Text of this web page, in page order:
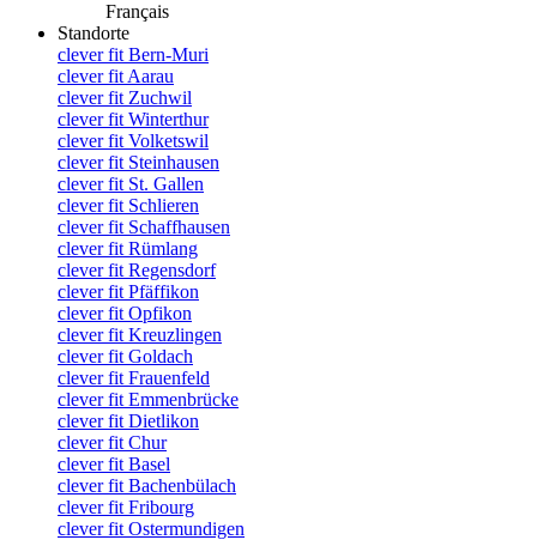
Français
Standorte
clever fit Bern-Muri
clever fit Aarau
clever fit Zuchwil
clever fit Winterthur
clever fit Volketswil
clever fit Steinhausen
clever fit St. Gallen
clever fit Schlieren
clever fit Schaffhausen
clever fit Rümlang
clever fit Regensdorf
clever fit Pfäffikon
clever fit Opfikon
clever fit Kreuzlingen
clever fit Goldach
clever fit Frauenfeld
clever fit Emmenbrücke
clever fit Dietlikon
clever fit Chur
clever fit Basel
clever fit Bachenbülach
clever fit Fribourg
clever fit Ostermundigen